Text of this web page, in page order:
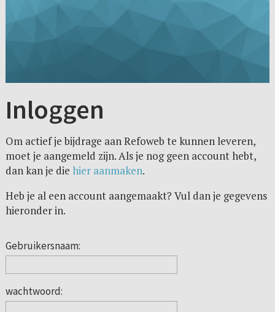
Inloggen
Om actief je bijdrage aan Refoweb te kunnen leveren,
moet je aangemeld zijn. Als je nog geen account hebt,
dan kan je die hier aanmaken.
Heb je al een account aangemaakt? Vul dan je gegevens
hieronder in.
Gebruikersnaam:
wachtwoord: